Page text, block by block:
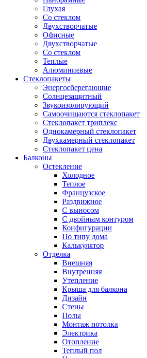
Глухая
Со стеклом
Двухстворчатые
Офисные
Двухстворчатые
Со стеклом
Теплые
Алюминиевые
Стеклопакеты
Энергосберегающие
Солнцезащитный
Звукоизолирующий
Самоочищаются стеклопакет
Стеклопакет триплекс
Однокамерный стеклопакет
Двухкамерный стеклопакет
Стеклопакет цена
Балконы
Остекление
Холодное
Теплое
Французское
Раздвижное
С выносом
С двойным контуром
Конфигурации
По типу дома
Калькулятор
Отделка
Внешняя
Внутренняя
Утепление
Крыша для балкона
Дизайн
Стены
Полы
Монтаж потолка
Электрика
Отопление
Теплый пол